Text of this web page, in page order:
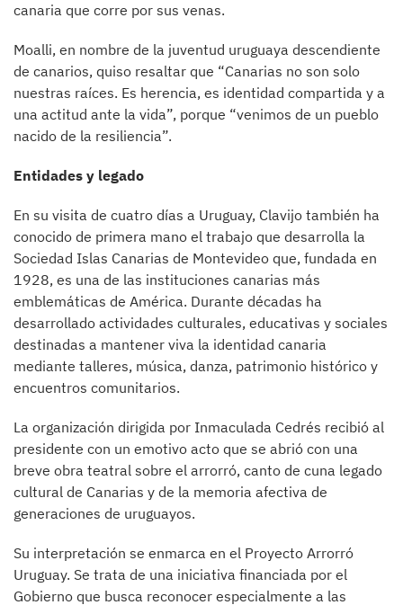
canaria que corre por sus venas.
Moalli, en nombre de la juventud uruguaya descendiente
de canarios, quiso resaltar que “Canarias no son solo
nuestras raíces. Es herencia, es identidad compartida y a
una actitud ante la vida”, porque “venimos de un pueblo
nacido de la resiliencia”.
Entidades y legado
En su visita de cuatro días a Uruguay, Clavijo también ha
conocido de primera mano el trabajo que desarrolla la
Sociedad Islas Canarias de Montevideo que, fundada en
1928, es una de las instituciones canarias más
emblemáticas de América. Durante décadas ha
desarrollado actividades culturales, educativas y sociales
destinadas a mantener viva la identidad canaria
mediante talleres, música, danza, patrimonio histórico y
encuentros comunitarios.
La organización dirigida por Inmaculada Cedrés recibió al
presidente con un emotivo acto que se abrió con una
breve obra teatral sobre el arrorró, canto de cuna legado
cultural de Canarias y de la memoria afectiva de
generaciones de uruguayos.
Su interpretación se enmarca en el Proyecto Arrorró
Uruguay. Se trata de una iniciativa financiada por el
Gobierno que busca reconocer especialmente a las